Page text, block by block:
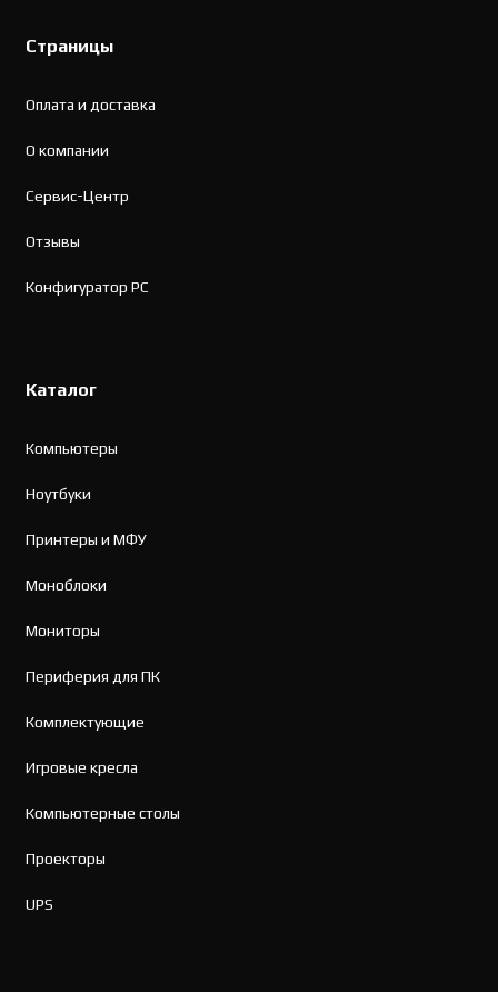
Страницы
Оплата и доставка
О компании
Сервис-Центр
Отзывы
Конфигуратор PC
Каталог
Компьютеры
Ноутбуки
Принтеры и МФУ
Моноблоки
Мониторы
Периферия для ПК
Комплектующие
Игровые кресла
Компьютерные столы
Проекторы
UPS